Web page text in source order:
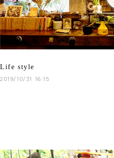
Life style
2019/10/31 16:15